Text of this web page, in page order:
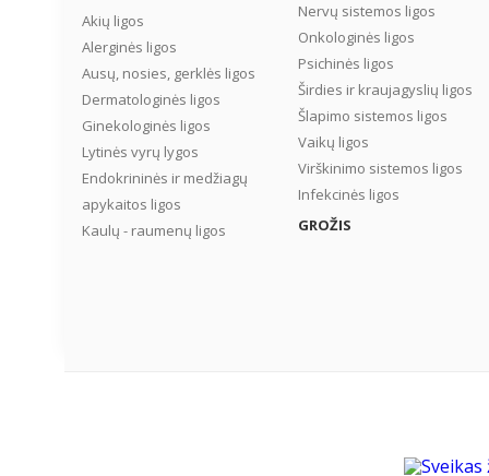
Akių ligos
Alerginės ligos
Ausų, nosies, gerklės ligos
Dermatologinės ligos
Ginekologinės ligos
Lytinės vyrų lygos
Endokrininės ir medžiagų
apykaitos ligos
Kaulų - raumenų ligos
Nervų sistemos ligos
Onkologinės ligos
Psichinės ligos
Širdies ir kraujagyslių ligos
Šlapimo sistemos ligos
Vaikų ligos
Virškinimo sistemos ligos
Infekcinės ligos
GROŽIS